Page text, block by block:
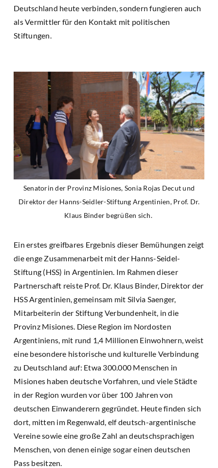
Deutschland heute verbinden, sondern fungieren auch
als Vermittler für den Kontakt mit politischen
Stiftungen.
Senatorin der Provinz Misiones, Sonia Rojas Decut und
Direktor der Hanns-Seidler-Stiftung Argentinien, Prof. Dr.
Klaus Binder begrüßen sich.
Ein erstes greifbares Ergebnis dieser Bemühungen zeigt
die enge Zusammenarbeit mit der Hanns-Seidel-
Stiftung (HSS) in Argentinien. Im Rahmen dieser
Partnerschaft reiste Prof. Dr. Klaus Binder, Direktor der
HSS Argentinien, gemeinsam mit Silvia Saenger,
Mitarbeiterin der Stiftung Verbundenheit, in die
Provinz Misiones. Diese Region im Nordosten
Argentiniens, mit rund 1,4 Millionen Einwohnern, weist
eine besondere historische und kulturelle Verbindung
zu Deutschland auf: Etwa 300.000 Menschen in
Misiones haben deutsche Vorfahren, und viele Städte
in der Region wurden vor über 100 Jahren von
deutschen Einwanderern gegründet. Heute finden sich
dort, mitten im Regenwald, elf deutsch-argentinische
Vereine sowie eine große Zahl an deutschsprachigen
Menschen, von denen einige sogar einen deutschen
Pass besitzen.